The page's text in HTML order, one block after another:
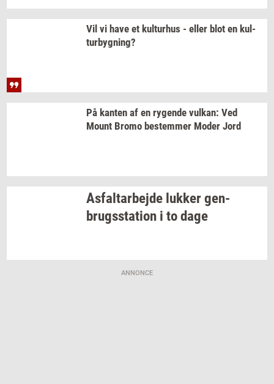
Vil vi have et kul­tur­hus - eller blot en kul­
tur­byg­ning?
På kan­ten af en ry­gen­de vulkan: Ved
Mount Bromo be­stem­mer Moder Jord
As­fal­t­ar­bej­de luk­kergen­
brugs­sta­tion i to dage
ANNONCE